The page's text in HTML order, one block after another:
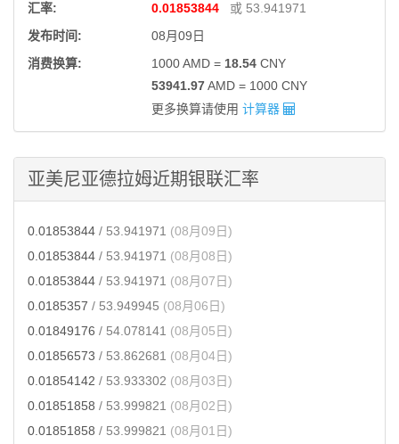
汇率: 0.01853844
或 53.941971
发布时间:
08月09日
消费换算:
1000 AMD = 18.54CNY
53941.97AMD = 1000 CNY
更多换算请使用 计算器
亚美尼亚德拉姆近期银联汇率
0.01853844 / 53.941971 (08月09日)
0.01853844 / 53.941971 (08月08日)
0.01853844 / 53.941971 (08月07日)
0.0185357 / 53.949945 (08月06日)
0.01849176 / 54.078141 (08月05日)
0.01856573 / 53.862681 (08月04日)
0.01854142 / 53.933302 (08月03日)
0.01851858 / 53.999821 (08月02日)
0.01851858 / 53.999821 (08月01日)